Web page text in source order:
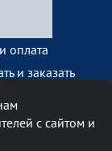
оплата
и заказать
с сайтом и